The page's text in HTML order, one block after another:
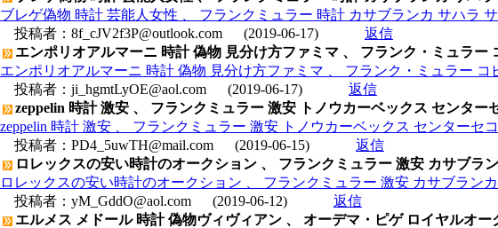
ブレゲ偽物 時計 芸能人女性 、 フランクミュラー 時計 カサブランカ サハラ
投稿者： 8f_cJV2f3P@outlook.com (2019-06-17)
返信
エンポリオアルマーニ 時計 偽物 見分け方ファミマ 、 フランク・ミュラ
エンポリオアルマーニ 時計 偽物 見分け方ファミマ 、 フランク・ミュラー
投稿者： ji_hgmtLyOE@aol.com (2019-06-17)
返信
zeppelin 時計 激安 、 フランクミュラー 激安 トノウカーベックス センター
zeppelin 時計 激安 、 フランクミュラー 激安 トノウカーベックス センターセ
投稿者： PD4_5uwTH@mail.com (2019-06-15)
返信
ロレックスの安い時計のオークション 、 フランクミュラー 激安 カサブラ
ロレックスの安い時計のオークション 、 フランクミュラー 激安 カサブラン
投稿者： yM_GddO@aol.com (2019-06-12)
返信
エルメス メドール 時計 偽物ヴィヴィアン 、 オーデマ・ピゲ ロイヤルオー